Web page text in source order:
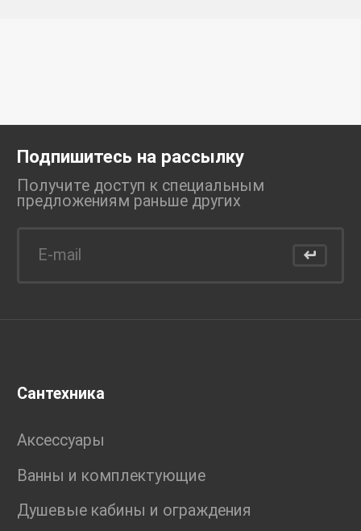
Подпишитесь на рассылку
Получите доступ к специальным
предложениям раньше других
Сантехника
Аксессуары
Ванны и комплектующие
Душевые кабины и ограждения